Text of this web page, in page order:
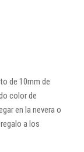
de 10mm de
color de
en la nevera o
a los